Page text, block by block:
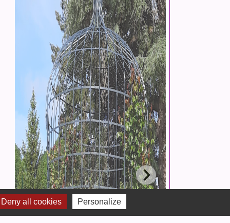
Deny all cookies Personalize